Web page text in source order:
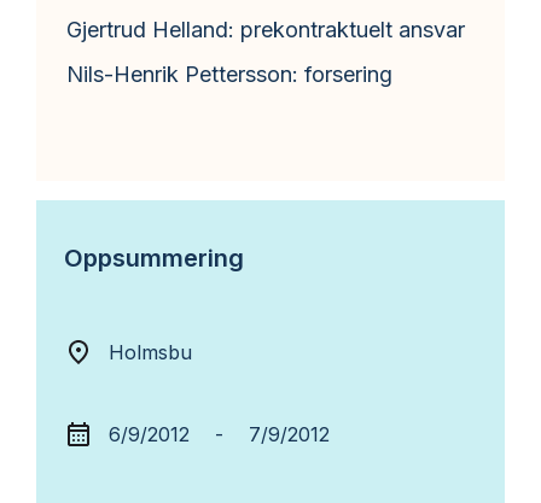
Gjertrud Helland: prekontraktuelt ansvar
Nils-Henrik Pettersson: forsering
Oppsummering
Holmsbu
6/9/2012 - 7/9/2012